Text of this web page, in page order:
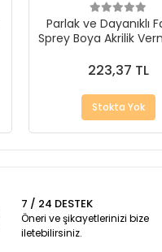
Parlak ve Dayanıklı
Sprey Boya Akrilik
223,37 TL
Stokta Yok
7 / 24 DESTEK
Öneri ve şikayetlerinizi bize
iletebilirsiniz.